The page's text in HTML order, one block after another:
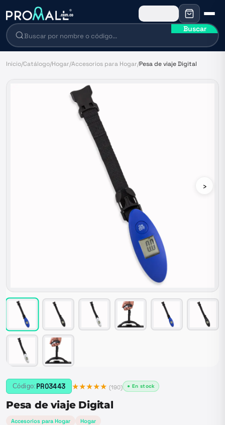
Buscar
Inicio/Catálogo/Hogar/Accesorios para Hogar/Pesa de viaje Digital
›
Código: PRO3443 ★★★★★ (190) ● En stock
Pesa de viaje Digital
Accesorios para Hogar Hogar